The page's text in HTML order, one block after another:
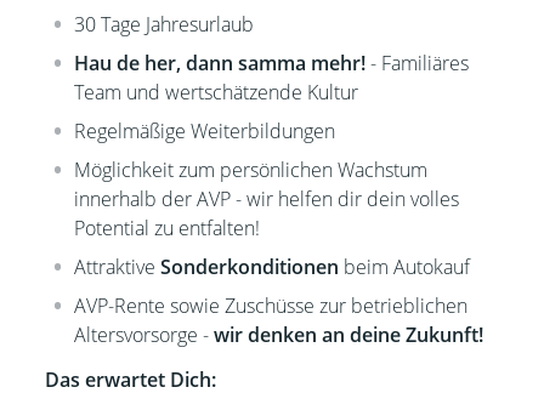
30 Tage Jahresurlaub
Hau de her, dann samma mehr!- Familiäres
Team und wertschätzende Kultur
Regelmäßige Weiterbildungen
Möglichkeit zum persönlichen Wachstum
innerhalb der AVP - wir helfen dir dein volles
Potential zu entfalten!
AttraktiveSonderkonditionen beim Autokauf
AVP-Rente sowie Zuschüsse zur betrieblichen
Altersvorsorge -wir denken an deine Zukunft!
Das erwartet Dich: